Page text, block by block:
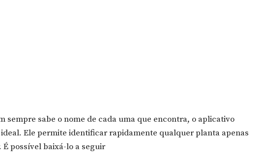
sempre sabe o nome de cada uma que encontra, o aplicativo
Ele permite identificar rapidamente qualquer planta apenas
possível baixá-lo a seguir